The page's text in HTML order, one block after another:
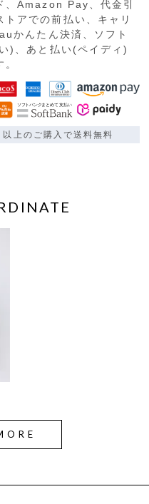
、Amazon Pay、代金引
アでの前払い、キャリ
かんたん決済、ソフト
)、あと払い(ペイディ)
上のご購入で送料無料